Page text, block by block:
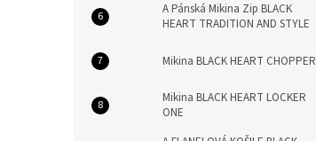
A Pánská Mikina Zip BLACK
HEART TRADITION AND STYLE
Mikina BLACK HEART CHOPPER
Mikina BLACK HEART LOCKER
ONE